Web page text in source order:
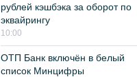
рублей кэшбэка за оборот по
эквайрингу
10:00
ОТП Банк включён в белый
список Минцифры